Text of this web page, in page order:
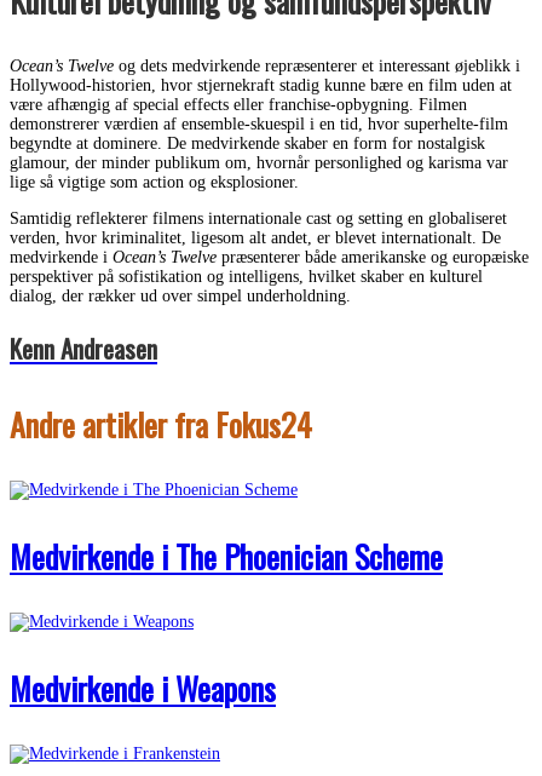
Ocean’s Twelve og dets medvirkende repræsenterer et interessant øjeblikk i
Hollywood-historien, hvor stjernekraft stadig kunne bære en film uden at
være afhængig af special effects eller franchise-opbygning. Filmen
demonstrerer værdien af ensemble-skuespil i en tid, hvor superhelte-film
begyndte at dominere. De medvirkende skaber en form for nostalgisk
glamour, der minder publikum om, hvornår personlighed og karisma var
lige så vigtige som action og eksplosioner.
Samtidig reflekterer filmens internationale cast og setting en globaliseret
verden, hvor kriminalitet, ligesom alt andet, er blevet internationalt. De
medvirkende i Ocean’s Twelve præsenterer både amerikanske og europæiske
perspektiver på sofistikation og intelligens, hvilket skaber en kulturel
dialog, der rækker ud over simpel underholdning.
Kenn Andreasen
Andre artikler fra Fokus24
Medvirkende i The Phoenician Scheme
Medvirkende i Weapons